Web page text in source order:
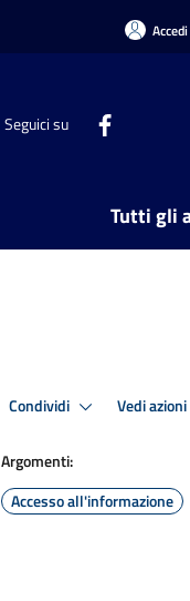
Seguici su
Tutti gli
Condividi Vedi azioni
Argomenti:
Accesso all'informazione